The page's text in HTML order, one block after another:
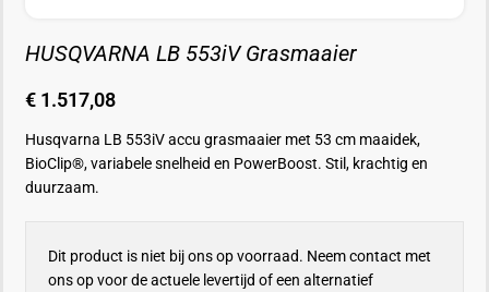
HUSQVARNA LB 553iV Grasmaaier
€ 1.517,08
Husqvarna LB 553iV accu grasmaaier met 53 cm maaidek,
BioClip®, variabele snelheid en PowerBoost. Stil, krachtig en
duurzaam.
Dit product is niet bij ons op voorraad. Neem contact met
ons op voor de actuele levertijd of een alternatief